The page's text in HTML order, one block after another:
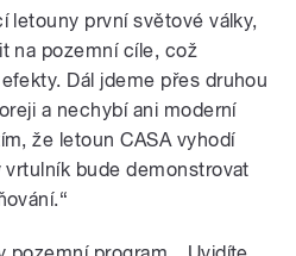
letouny první světové války,
na pozemní cíle, což
Dál jdeme přes druhou
a nechybí ani moderní
že letoun CASA vyhodí
vrtulník bude demonstrovat